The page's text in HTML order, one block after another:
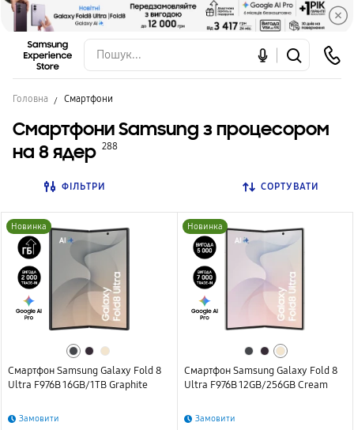
Головна Смартфони
Смартфони Samsung з процесором
на 8 ядер 288
ФІЛЬТРИ СОРТУВАТИ
Новинка
Смартфон Samsung Galaxy Fold 8
Ultra F976B 16GB/1TB Graphite
Замовити
Новинка
Смартфон Samsung Galaxy Fold 8
Ultra F976B 12GB/256GB Cream
Замовити